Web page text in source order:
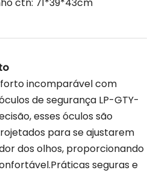
incomparável com
de segurança LP-GTY-
esses óculos são
para se ajustarem
dos olhos, proporcionando
seguras e